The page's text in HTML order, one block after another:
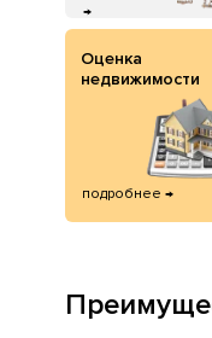
→
Оценка
недвижимости
подробнее →